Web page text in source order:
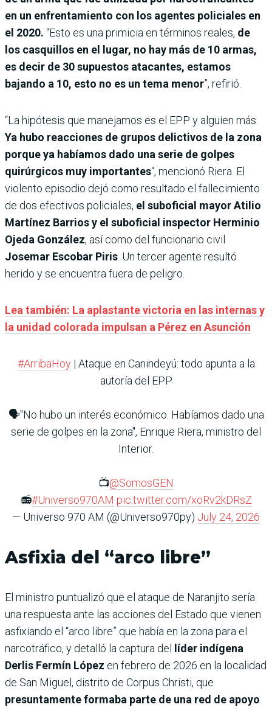
en un enfrentamiento con los agentes policiales en
el 2020. “Esto es una primicia en términos reales, de
los casquillos en el lugar, no hay más de 10 armas,
es decir de 30 supuestos atacantes, estamos
bajando a 10, esto no es un tema menor”, refirió.
“La hipótesis que manejamos es el EPP y alguien más.
Ya hubo reacciones de grupos delictivos de la zona
porque ya habíamos dado una serie de golpes
quirúrgicos muy importantes“, mencionó Riera. El
violento episodio dejó como resultado el fallecimiento
de dos efectivos policiales, el suboficial mayor Atilio
Martínez Barrios y el suboficial inspector Herminio
Ojeda González, así como del funcionario civil
Josemar Escobar Piris . Un tercer agente resultó
herido y se encuentra fuera de peligro.
Lea también: La aplastante victoria en las internas y
la unidad colorada impulsan a Pérez en Asunción
#ArribaHoy| Ataque en Canindeyú: todo apunta a la
autoría del EPP
🗣️"No hubo un interés económico. Habíamos dado una
serie de golpes en la zona", Enrique Riera, ministro del
Interior.
📺@SomosGEN
📻#Universo970AM pic.twitter.com/xoRv2kDRsZ
— Universo 970 AM (@Universo970py) July 24, 2026
Asfixia del “arco libre”
El ministro puntualizó que el ataque de Naranjito sería
una respuesta ante las acciones del Estado que vienen
asfixiando el “arco libre” que había en la zona para el
narcotráfico, y detalló la captura del líder indígena
Derlis Fermín López en febrero de 2026 en la localidad
de San Miguel, distrito de Corpus Christi, que
presuntamente formaba parte de una red de apoyo